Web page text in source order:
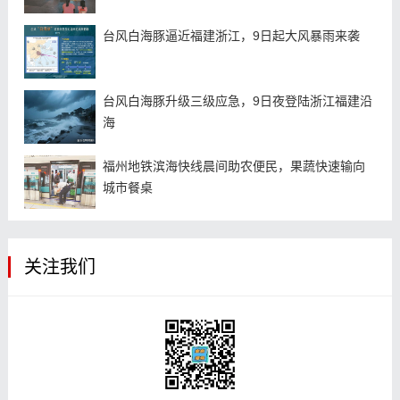
台风白海豚逼近福建浙江，9日起大风暴雨来袭
台风白海豚升级三级应急，9日夜登陆浙江福建沿
海
福州地铁滨海快线晨间助农便民，果蔬快速输向
城市餐桌
关注我们